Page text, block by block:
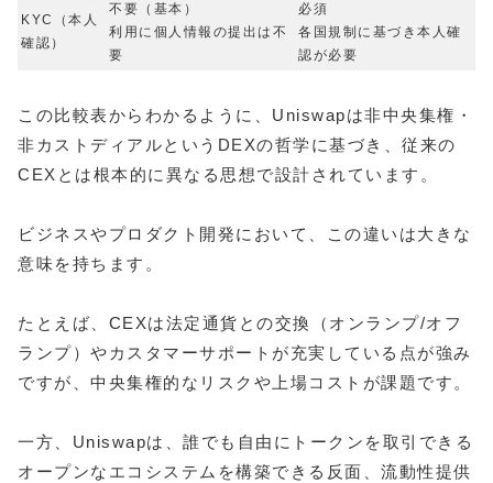
KYC（本人
確認）
不要（基本）
利用に個人情報の提出は不
要
必須
各国規制に基づき本人確
認が必要
この比較表からわかるように、Uniswapは非中央集権・
非カストディアルというDEXの哲学に基づき、従来の
CEXとは根本的に異なる思想で設計されています。
ビジネスやプロダクト開発において、この違いは大きな
意味を持ちます。
たとえば、CEXは法定通貨との交換（オンランプ/オフ
ランプ）やカスタマーサポートが充実している点が強み
ですが、中央集権的なリスクや上場コストが課題です。
一方、Uniswapは、誰でも自由にトークンを取引できる
オープンなエコシステムを構築できる反面、流動性提供